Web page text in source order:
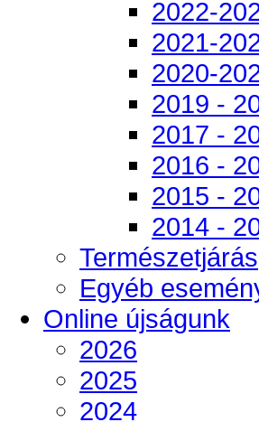
2022-
2021-
2020-
2019 -
2017 -
2016 -
2015 -
2014 -
Természetjárás
Egyéb
Online újságunk
2026
2025
2024